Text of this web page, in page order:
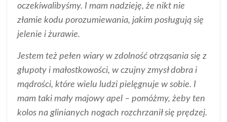
oczekiwalibyśmy. I mam nadzieję, że nikt nie
złamie kodu porozumiewania, jakim posługują się
jelenie i żurawie.
Jestem też pełen wiary w zdolność otrząsania się z
głupoty i małostkowości, w czujny zmysł dobra i
mądrości, które wielu ludzi pielęgnuje w sobie. I
mam taki mały majowy apel – pomóżmy, żeby ten
kolos na glinianych nogach rozchrzanił się prędzej.